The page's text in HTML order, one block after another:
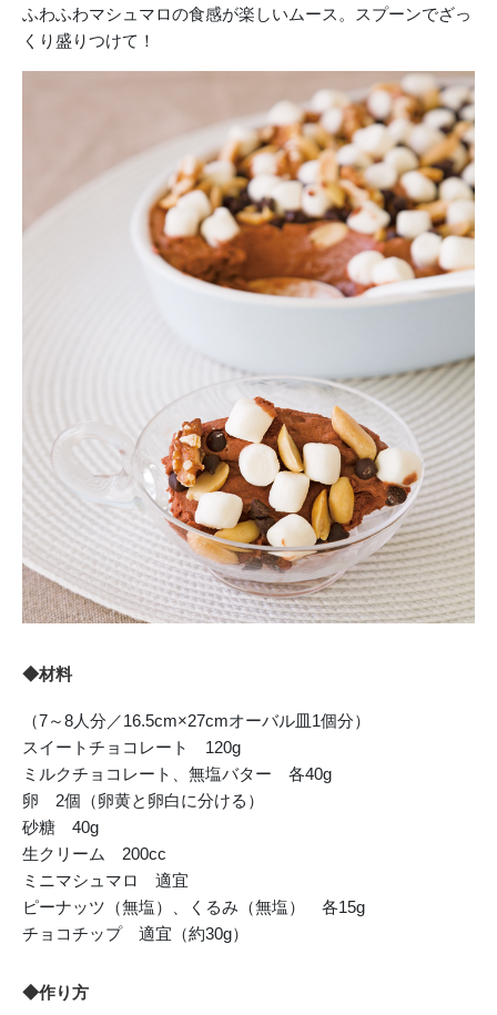
ふわふわマシュマロの食感が楽しいムース。スプーンでざっ
くり盛りつけて！
◆材料
（7～8人分／16.5cm×27cmオーバル皿1個分）
スイートチョコレート 120g
ミルクチョコレート、無塩バター 各40g
卵 2個（卵黄と卵白に分ける）
砂糖 40g
生クリーム 200cc
ミニマシュマロ 適宜
ピーナッツ（無塩）、くるみ（無塩） 各15g
チョコチップ 適宜（約30g）
◆作り方